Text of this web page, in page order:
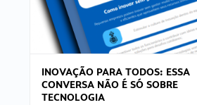
INOVAÇÃO PARA TODOS: ESSA
CONVERSA NÃO É SÓ SOBRE
TECNOLOGIA